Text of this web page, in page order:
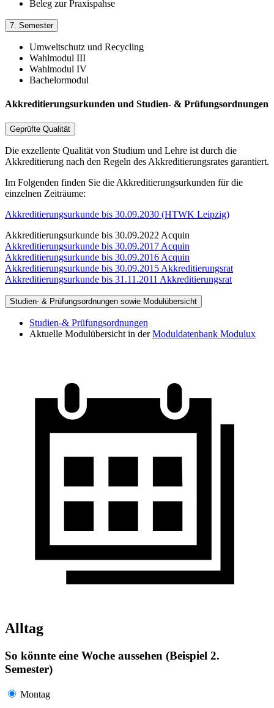
Beleg zur Praxispahse
7. Semester
Umweltschutz und Recycling
Wahlmodul III
Wahlmodul IV
Bachelormodul
Akkreditierungsurkunden und Studien- & Prüfungsordnungen
Geprüfte Qualität
Die exzellente Qualität von Studium und Lehre ist durch die
Akkreditierung nach den Regeln des Akkreditierungsrates garantiert.
Im Folgenden finden Sie die Akkreditierungsurkunden für die
einzelnen Zeiträume:
Akkreditierungsurkunde bis 30.09.2030 (HTWK Leipzig)
Akkreditierungsurkunde bis 30.09.2022 Acquin
Akkreditierungsurkunde bis 30.09.2017 Acquin
Akkreditierungsurkunde bis 30.09.2016 Acquin
Akkreditierungsurkunde bis 30.09.2015 Akkreditierungsrat
Akkreditierungsurkunde bis 31.11.2011 Akkreditierungsrat
Studien- & Prüfungsordnungen sowie Modulübersicht
Studien-& Prüfungsordnungen
Aktuelle Modulübersicht in derModuldatenbank Modulux
Alltag
So könnte eine Woche aussehen (Beispiel 2.
Semester)
Montag